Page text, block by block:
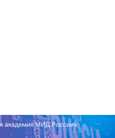
академия МИД России»